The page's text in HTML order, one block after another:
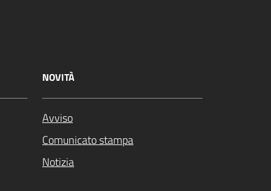
NOVITÀ
Avviso
Comunicato stampa
Notizia